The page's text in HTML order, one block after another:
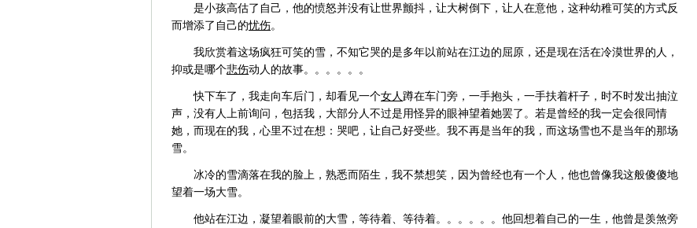
是小孩高估了自己，他的愤怒并没有让世界颤抖，让大树倒下，让人在意他，这种幼稚可笑的方式反
而增添了自己的忧伤。
我欣赏着这场疯狂可笑的雪，不知它哭的是多年以前站在江边的屈原，还是现在活在冷漠世界的人，
抑或是哪个悲伤动人的故事。。。。。。
快下车了，我走向车后门，却看见一个女人蹲在车门旁，一手抱头，一手扶着杆子，时不时发出抽泣
声，没有人上前询问，包括我，大部分人不过是用怪异的眼神望着她罢了。若是曾经的我一定会很同情
她，而现在的我，心里不过在想：哭吧，让自己好受些。我不再是当年的我，而这场雪也不是当年的那场
雪。
冰冷的雪滴落在我的脸上，熟悉而陌生，我不禁想笑，因为曾经也有一个人，他也曾像我这般傻傻地
望着一场大雪。
他站在江边，凝望着眼前的大雪，等待着、等待着。。。。。。他回想着自己的一生，他曾是羡煞旁